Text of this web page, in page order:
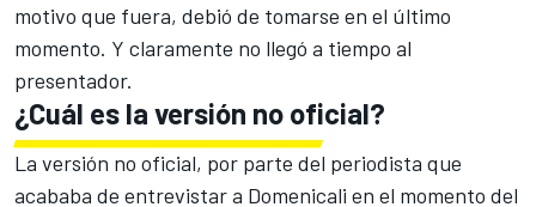
motivo que fuera, debió de tomarse en el último
momento. Y claramente no llegó a tiempo al
presentador.
¿Cuál es la versión no oficial?
La versión no oficial, por parte del periodista que
acababa de entrevistar a Domenicali en el momento del